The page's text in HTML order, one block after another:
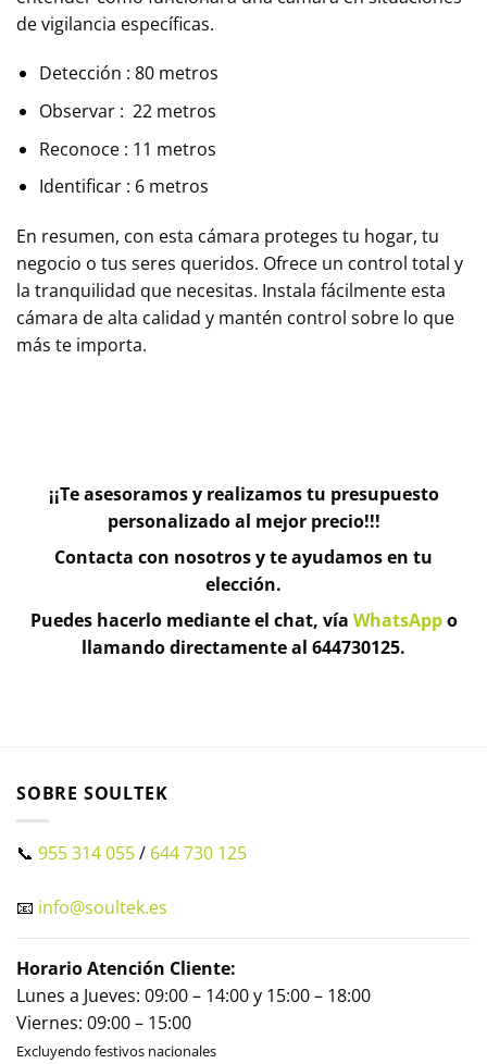
de vigilancia específicas.
Detección : 80 metros
Observar : 22 metros
Reconoce : 11 metros
Identificar : 6 metros
En resumen, con esta cámara proteges tu hogar, tu
negocio o tus seres queridos. Ofrece un control total y
la tranquilidad que necesitas. Instala fácilmente esta
cámara de alta calidad y mantén control sobre lo que
más te importa.
¡¡Te asesoramos y realizamos tu presupuesto
personalizado al mejor precio!!!
Contacta con nosotros y te ayudamos en tu
elección.
Puedes hacerlo mediante el chat, vía WhatsAppo
llamando directamente al 644730125.
SOBRE SOULTEK
📞 955 314 055/ 644 730 125
📧 info@soultek.es
Horario Atención Cliente:
Lunes a Jueves: 09:00 – 14:00 y 15:00 – 18:00
Viernes: 09:00 – 15:00
Excluyendo festivos nacionales